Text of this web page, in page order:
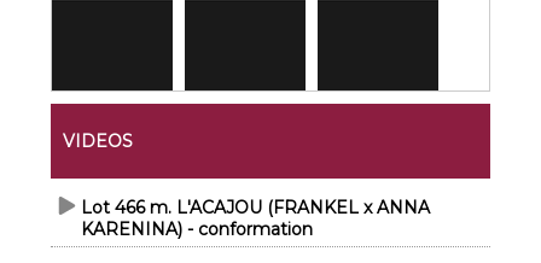
VIDEOS
Lot 466 m. L'ACAJOU (FRANKEL x ANNA
KARENINA) - conformation